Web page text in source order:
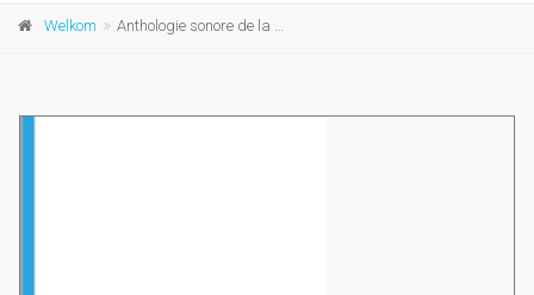
Welkom Anthologie sonore de la littérature française